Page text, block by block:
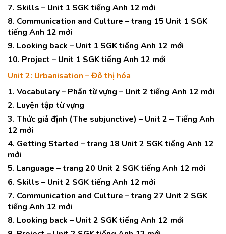
7. Skills – Unit 1 SGK tiếng Anh 12 mới
8. Communication and Culture – trang 15 Unit 1 SGK
tiếng Anh 12 mới
9. Looking back – Unit 1 SGK tiếng Anh 12 mới
10. Project – Unit 1 SGK tiếng Anh 12 mới
Unit 2: Urbanisation – Đô thị hóa
1. Vocabulary – Phần từ vựng – Unit 2 tiếng Anh 12 mới
2. Luyện tập từ vựng
3. Thức giả định (The subjunctive) – Unit 2 – Tiếng Anh
12 mới
4. Getting Started – trang 18 Unit 2 SGK tiếng Anh 12
mới
5. Language – trang 20 Unit 2 SGK tiếng Anh 12 mới
6. Skills – Unit 2 SGK tiếng Anh 12 mới
7. Communication and Culture – trang 27 Unit 2 SGK
tiếng Anh 12 mới
8. Looking back – Unit 2 SGK tiếng Anh 12 mới